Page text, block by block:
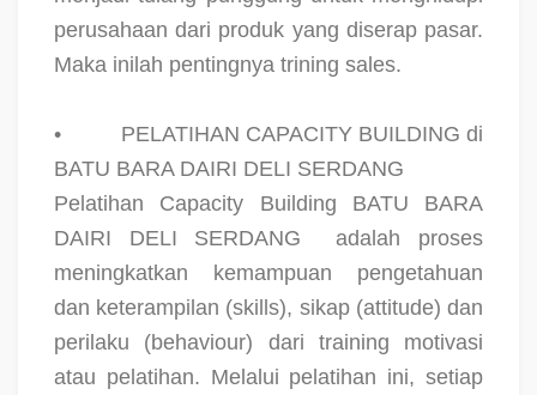
perusahaan dari produk yang diserap pasar.
Maka inilah pentingnya trining sales.
•
PELATIHAN CAPACITY BUILDING di
BATU BARA DAIRI DELI SERDANG
Pelatihan Capacity Building BATU BARA
DAIRI DELI SERDANG
adalah proses
meningkatkan kemampuan pengetahuan
dan keterampilan (skills), sikap (attitude) dan
perilaku (behaviour) dari training motivasi
atau pelatihan. Melalui pelatihan ini, setiap